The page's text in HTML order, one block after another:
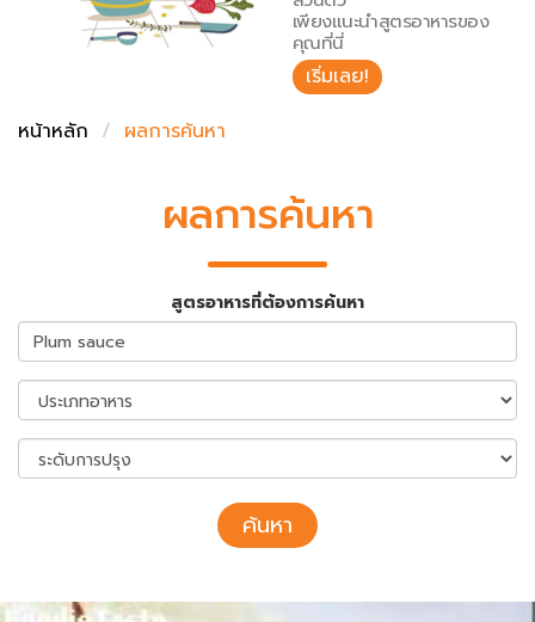
เปรียบเทียบน้ำหนักวัตถุดิบเพียงแนะนำสูตรอาหารของ
คุณที่นี่
เริ่มเลย!
หน้าหลัก
ผลการค้นหา
ผลการค้นหา
สูตรอาหารที่ต้องการค้นหา
ค้นหา